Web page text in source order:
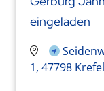
eingeladen
1, 47798